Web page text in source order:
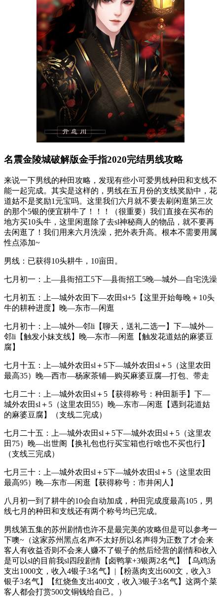
名震金陵城破解版金手指2020完结男线攻略
来说一下男线的种田攻略，发现有些小可爱男线种田和支线不
能一起完成。其实是这样的，男线在五月份的支线奖励中，花
道姑不是奖励1元宝吗。这里我们六月就不要去刷闲逛第三次
的那个5银的便宜耕牛了！！！（很重要）我们直接在买布的
地方买10头牛，这里闲逛除了去sl神秘商人的物品，就不要再
去闲逛了！我们用来六月洗澡，把外表升高。根本不需要用属
性点添加~
男线：已获得10头耕牛，10亩田。
七月初一：上—县衙招工5下—县衙招工5晚—城外—自宅洗澡
七月初五：上—城外农田下—农田sl+5【这里开始每晚＋10头
牛的耕种进度】晚—东市—闲逛
七月初十：上—城外—邻li【聊天，送礼二选一】下—城外—
邻li【触发小妹支线】晚—东市—闲逛【触发花道姑的麻婆豆
腐】
七月十五：上—城外农田sl＋5下—城外农田sl＋5（这里农田
最高35）晚—西市—杨家茶铺—购买麻婆豆腐—打包、带走
七月二十：上—城外农田sl＋5【获得称号：种田新手】下—
城外农田sl＋5（这里农田55）晚—东市—闲逛【遇到花道姑
的麻婆豆腐】（支线二完成）
七月二十五：上—城外农田sl＋5下—城外农田sl＋5（这里农
田75）晚—出世阁【换礼包也行买宝箱也行啥也不买也行】
（支线三完成）
七月三十：上—城外农田sl＋5下—城外农田sl＋5（这里农田
最高95）晚—东市—闲逛【获得称号：市井闲人】
八月初一到了耕牛的10会自动加成，种田完成度最高105，男
线七月的种田和支线还有两个称号均已完成。
男线第五集的苏州剧情也许不是最完美的攻略但是可以参考一
下噢~（这家苏州黑点名声不太好所以名声得为正数了才会来
客人有收益否则不会来人赚不了银子的然后经营的剧情和收入
是可以sl的目前我sl四段剧情【卤鸭掌+3银两2名气】【乌鸡汤
支出1000文，收入4银子3名气】|【粉蒸肉支出600文，收入3
银子3名气】【红烧鱼支出400文，收入3银子3名气】这两个菜
客人都会打赏500文铜钱给自己。）